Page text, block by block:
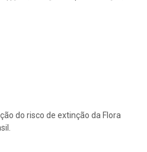
do risco de extinção da Flora